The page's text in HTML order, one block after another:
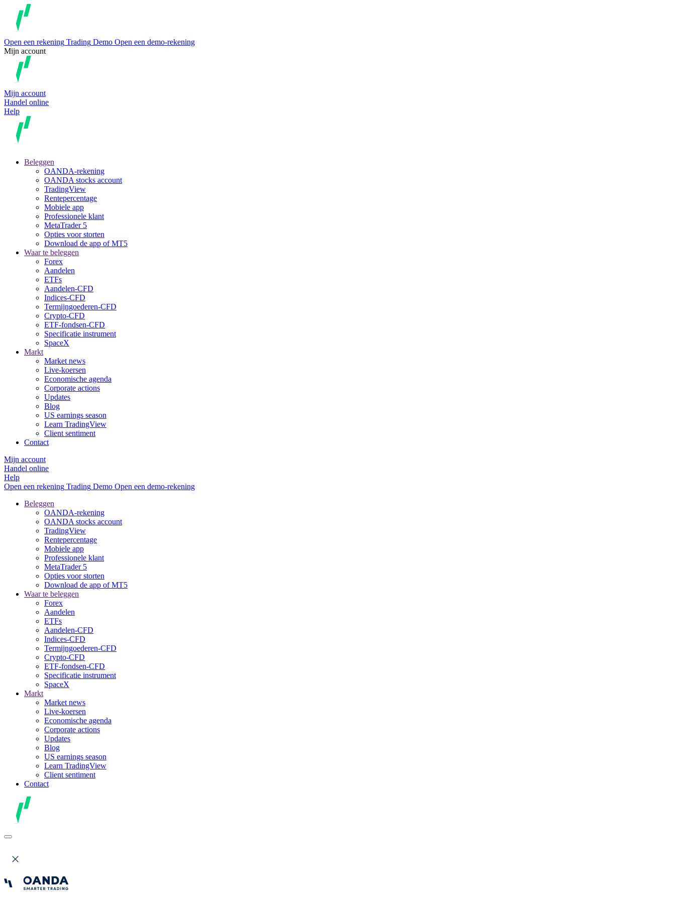
Open een rekening Trading Demo Open een demo-rekening
Mijn account
Mijn account
Handel online
Help
Beleggen
OANDA-rekening
OANDA stocks account
TradingView
Rentepercentage
Mobiele app
Professionele klant
MetaTrader 5
Opties voor storten
Download de app of MT5
Waar te beleggen
Forex
Aandelen
ETFs
Aandelen-CFD
Indices-CFD
Termijngoederen-CFD
Crypto-CFD
ETF-fondsen-CFD
Specificatie instrument
SpaceX
Markt
Market news
Live-koersen
Economische agenda
Corporate actions
Updates
Blog
US earnings season
Learn TradingView
Client sentiment
Contact
Mijn account
Handel online
Help
Open een rekening Trading Demo Open een demo-rekening
Beleggen
OANDA-rekening
OANDA stocks account
TradingView
Rentepercentage
Mobiele app
Professionele klant
MetaTrader 5
Opties voor storten
Download de app of MT5
Waar te beleggen
Forex
Aandelen
ETFs
Aandelen-CFD
Indices-CFD
Termijngoederen-CFD
Crypto-CFD
ETF-fondsen-CFD
Specificatie instrument
SpaceX
Markt
Market news
Live-koersen
Economische agenda
Corporate actions
Updates
Blog
US earnings season
Learn TradingView
Client sentiment
Contact